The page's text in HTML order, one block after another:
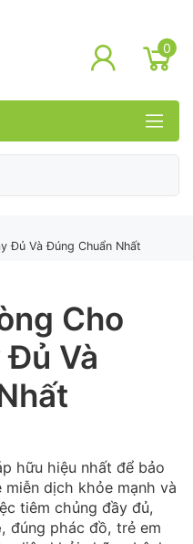
0
Đủ Và Đúng Chuẩn Nhất
Cho
Và
hữu hiệu nhất để bảo
dịch khỏe mạnh và
tiêm chủng đầy đủ,
, đúng phác đồ, trẻ em